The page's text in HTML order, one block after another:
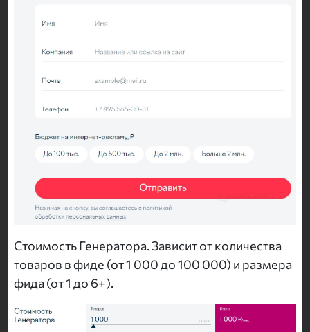
Стоимость Генератора. Зависит от количества
товаров в фиде (от 1 000 до 100 000) и размера
фида (от 1 до 6+).